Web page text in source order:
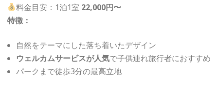
料金目安：1泊1室 22,000円〜
特徴：
自然をテーマにした落ち着いたデザイン
ウェルカムサービスが人気で子供連れ旅行者におすすめ
パークまで徒歩3分の最高立地